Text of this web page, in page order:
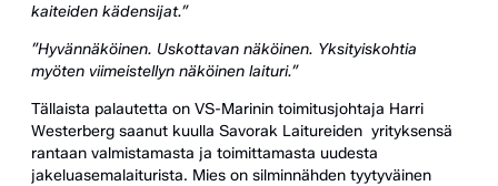
kaiteiden kädensijat.”
”Hyvännäköinen. Uskottavan näköinen. Yksityiskohtia
myöten viimeistellyn näköinen laituri.”
Tällaista palautetta on VS-Marinin toimitusjohtaja Harri
Westerberg saanut kuulla Savorak Laitureiden yrityksensä
rantaan valmistamasta ja toimittamasta uudesta
jakeluasemalaiturista. Mies on silminnähden tyytyväinen